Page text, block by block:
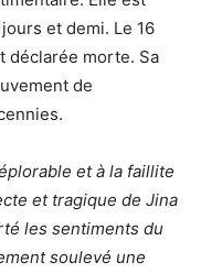
et demi. Le 16
déclarée morte. Sa
de
et à la faillite
et tragique de Jina
les sentiments du
soulevé une